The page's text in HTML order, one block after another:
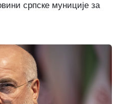
српске муниције за